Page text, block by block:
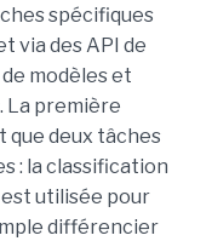
spécifiques
via des API de
modèles et
La première
que deux tâches
: la classification
utilisée pour
différencier